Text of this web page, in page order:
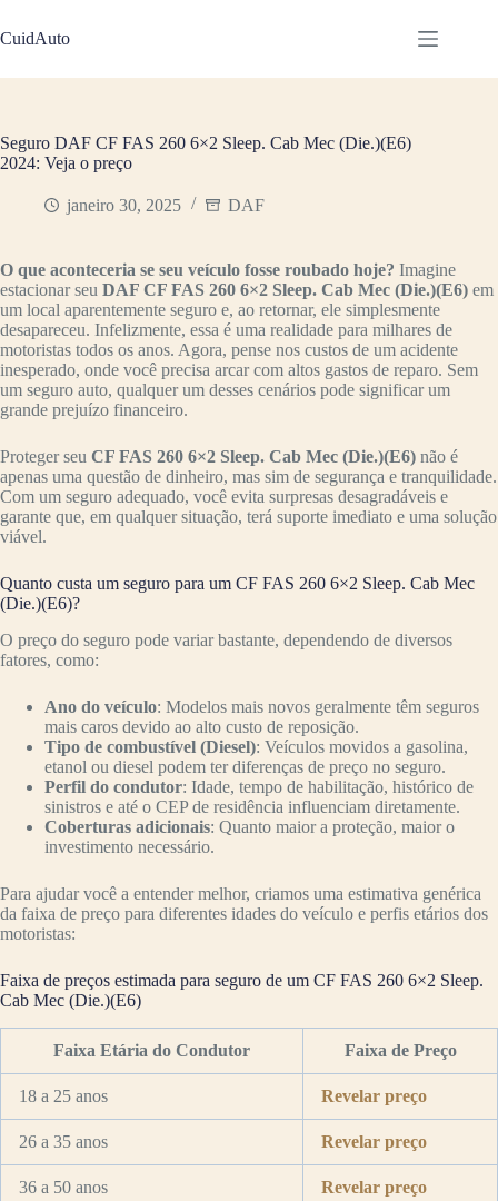
para
o
CuidAuto
Seguro DAF CF FAS 260 6×2 Sleep. Cab Mec (Die.)(E6)
2024: Veja o preço
janeiro 30, 2025 DAF
O que aconteceria se seu veículo fosse roubado hoje? Imagine
estacionar seu DAF CF FAS 260 6×2 Sleep. Cab Mec (Die.)(E6) em
um local aparentemente seguro e, ao retornar, ele simplesmente
desapareceu. Infelizmente, essa é uma realidade para milhares de
motoristas todos os anos. Agora, pense nos custos de um acidente
inesperado, onde você precisa arcar com altos gastos de reparo. Sem
um seguro auto, qualquer um desses cenários pode significar um
grande prejuízo financeiro.
Proteger seu CF FAS 260 6×2 Sleep. Cab Mec (Die.)(E6) não é
apenas uma questão de dinheiro, mas sim de segurança e tranquilidade.
Com um seguro adequado, você evita surpresas desagradáveis e
garante que, em qualquer situação, terá suporte imediato e uma solução
viável.
Quanto custa um seguro para um CF FAS 260 6×2 Sleep. Cab Mec
(Die.)(E6)?
O preço do seguro pode variar bastante, dependendo de diversos
fatores, como:
Ano do veículo: Modelos mais novos geralmente têm seguros
mais caros devido ao alto custo de reposição.
Tipo de combustível (Diesel): Veículos movidos a gasolina,
etanol ou diesel podem ter diferenças de preço no seguro.
Perfil do condutor: Idade, tempo de habilitação, histórico de
sinistros e até o CEP de residência influenciam diretamente.
Coberturas adicionais: Quanto maior a proteção, maior o
investimento necessário.
Para ajudar você a entender melhor, criamos uma estimativa genérica
da faixa de preço para diferentes idades do veículo e perfis etários dos
motoristas:
Faixa de preços estimada para seguro de um CF FAS 260 6×2 Sleep.
Cab Mec (Die.)(E6)
Faixa Etária do Condutor Faixa de Preço
18 a 25 anos Revelar preço
26 a 35 anos Revelar preço
36 a 50 anos Revelar preço